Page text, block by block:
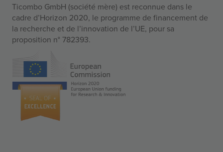
Ticombo GmbH (société mère) est reconnue dans le
cadre d’Horizon 2020, le programme de financement de
la recherche et de l’innovation de l’UE, pour sa
proposition n° 782393.